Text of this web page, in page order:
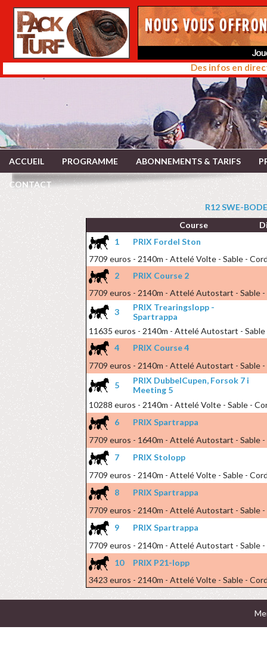
Des infos en
ACCUEIL PROGRAMME ABONNEMENTS & TARIFS
CONTACT
R12 SWE-
Course
1
PRIX Fordel Ston
7709 euros - 2140m - Attelé Volte - Sable -
2
PRIX Course 2
7709 euros - 2140m - Attelé Autostart - Sable -
3
PRIX Trearingslopp -
Spartrappa
11635 euros - 2140m - Attelé Autostart - Sable
4
PRIX Course 4
7709 euros - 2140m - Attelé Autostart - Sable -
5
PRIX DubbelCupen, Forsok 7 i
Meeting 5
10288 euros - 2140m - Attelé Volte - Sable -
6
PRIX Spartrappa
7709 euros - 1640m - Attelé Autostart - Sable -
7
PRIX Stolopp
7709 euros - 2140m - Attelé Volte - Sable -
8
PRIX Spartrappa
7709 euros - 2140m - Attelé Autostart - Sable -
9
PRIX Spartrappa
7709 euros - 2140m - Attelé Autostart - Sable -
10
PRIX P21-lopp
3423 euros - 2140m - Attelé Volte - Sable -